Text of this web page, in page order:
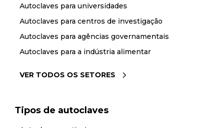
Autoclaves para universidades
Autoclaves para centros de investigação
Autoclaves para agências governamentais
Autoclaves para a indústria alimentar
VER TODOS OS SETORES
Tipos de autoclaves